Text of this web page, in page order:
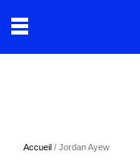
Accueil / Jordan Ayew